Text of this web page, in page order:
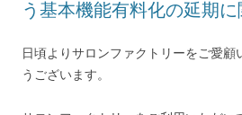
う基本機能有料化の延期
日頃よりサロンファクトリーをご愛顧
うございます。